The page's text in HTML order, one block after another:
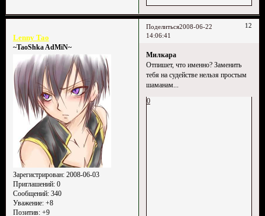
Поделиться 12
2008-06-22
14:06:41
Lenny Tao
~TaoShka AdMiN~
Зарегистрирован: 2008-06-03
Приглашений:0
Сообщений:340
Уважение: +8
Позитив: +9
Милкара
Отпишет, что именно? Заменить
тебя на судействе нельзя простым
шаманам...
0